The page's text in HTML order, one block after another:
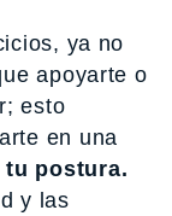
ya no
apoyarte o
esto
en una
postura.
y las